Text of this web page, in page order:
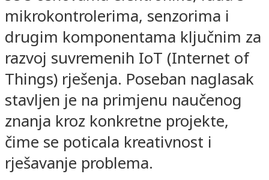
mikrokontrolerima, senzorima i
drugim komponentama ključnim za
razvoj suvremenih IoT (Internet of
Things) rješenja. Poseban naglasak
stavljen je na primjenu naučenog
znanja kroz konkretne projekte,
čime se poticala kreativnost i
rješavanje problema.